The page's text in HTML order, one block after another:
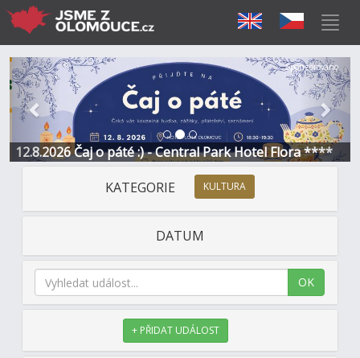
12.8.2026 Čaj o páté :) - Central Park Hotel Flora ****
Předchozí Další
Sponzorováno
KATEGORIE KULTURA
DATUM
OK
+ PŘIDAT UDÁLOST